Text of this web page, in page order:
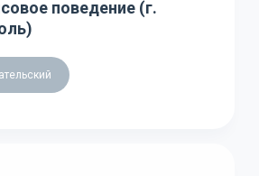
поведение (г.